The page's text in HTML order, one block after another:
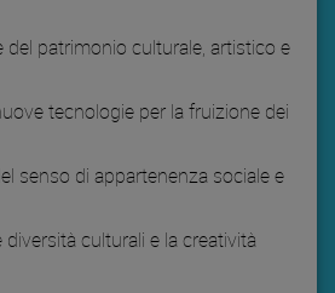
del patrimonio culturale, artistico e
tecnologie per la fruizione dei
senso di appartenenza sociale e
diversità culturali e la creatività